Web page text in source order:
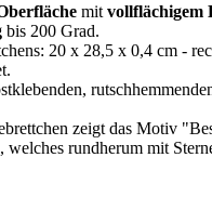
mit vollflächigem
bis 200 Grad.
20 x 28,5 x 0,4 cm -
zeigt das Motiv
rundherum mit